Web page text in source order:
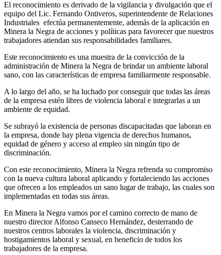
El reconocimiento es derivado de la vigilancia y divulgación que el
equipo del Lic. Fernando Ontiveros, superintendente de Relaciones
Industriales efectúa permanentemente, además de la aplicación en
Minera la Negra de acciones y políticas para favorecer que nuestros
trabajadores atiendan sus responsabilidades familiares.
Este reconocimiento es una muestra de la convicción de la
administración de Minera la Negra de brindar un ambiente laboral
sano, con las características de empresa familiarmente responsable.
A lo largo del año, se ha luchado por conseguir que todas las áreas
de la empresa estén libres de violencia laboral e integrarlas a un
ambiente de equidad.
Se subrayó la existencia de personas discapacitadas que laboran en
la empresa, donde hay plena vigencia de derechos humanos,
equidad de género y acceso al empleo sin ningún tipo de
discriminación.
Con este reconocimiento, Minera la Negra refrenda su compromiso
con la nueva cultura laboral aplicando y fortaleciendo las acciones
que ofrecen a los empleados un sano lugar de trabajo, las cuales son
implementadas en todas sus áreas.
En Minera la Negra vamos por el camino correcto de mano de
nuestro director Alfonso Canseco Hernández, desterrando de
nuestros centros laborales la violencia, discriminación y
hostigamientos laboral y sexual, en beneficio de todos los
trabajadores de la empresa.